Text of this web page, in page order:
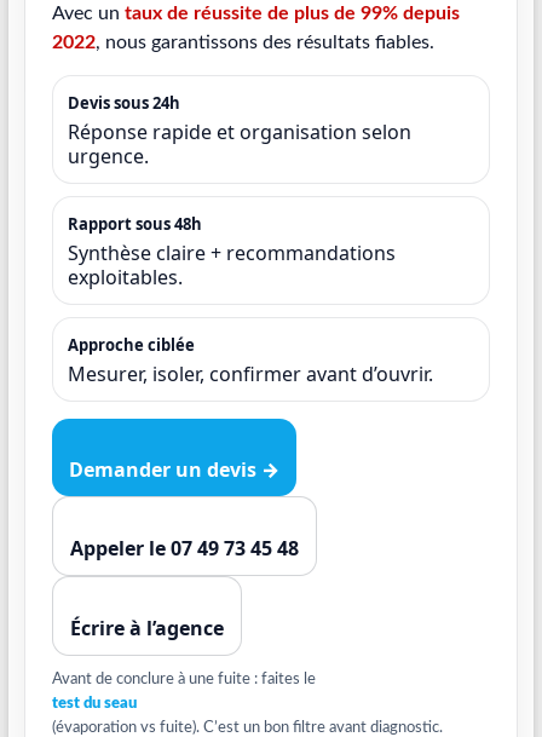
Avec un taux de réussite de plus de 99% depuis
2022, nous garantissons des résultats fiables.
Devis sous 24h
Réponse rapide et organisation selon
urgence.
Rapport sous 48h
Synthèse claire + recommandations
exploitables.
Approche ciblée
Mesurer, isoler, confirmer avant d’ouvrir.
Demander un devis →
Appeler le 07 49 73 45 48
Écrire à l’agence
Avant de conclure à une fuite : faites le
test du seau
(évaporation vs fuite). C’est un bon filtre avant diagnostic.